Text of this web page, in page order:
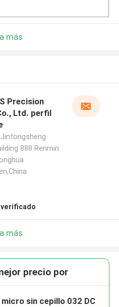
más
Precision
Ltd. perfil
888 Renmin
más
precio por
sin cepillo 032 DC